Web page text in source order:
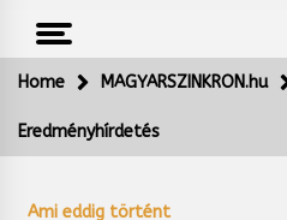
Home MAGYARSZINKRON.hu
Eredményhírdetés
Ami eddig történt